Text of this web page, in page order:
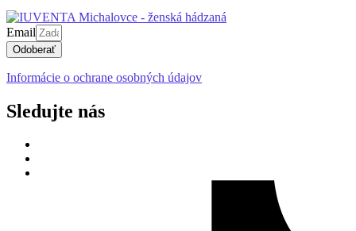
Email
Odoberať
Informácie o ochrane osobných údajov
Sledujte nás